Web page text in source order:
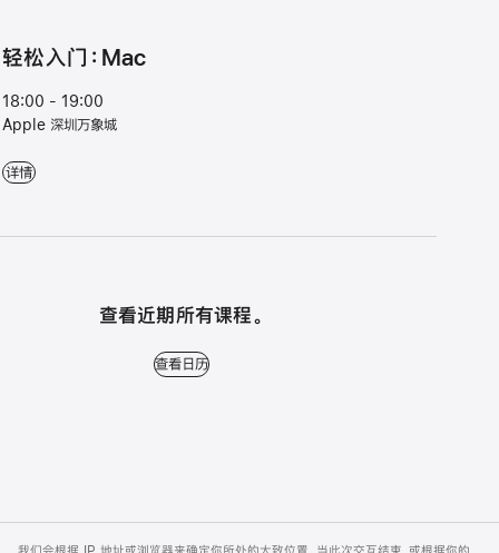
轻⁠松入⁠门⁠：Mac
18:00 - 19:00
Apple 深圳万象城
轻⁠松入⁠门⁠：Mac - 18:00 - 19:00 - Apple 深圳万象城
详情
查看近期所有课程。
查看日历 - 查看近期所有课程。
查看日历
Footer